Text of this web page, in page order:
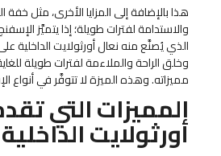
هذا بالإضافة إلى المزايا الأخرى، مثل خفة
والاستدامة لفترات طويلة؛ إذا يتميَّز
الذي يُصنَّع منه نعال أورثولايت الداخلية
وخلق الراحة والملاءمة لفترات طويلة
مميزاته. وهذه الميزة لا تتوفَّر في أنواع
المميزات التي
أورثولايت